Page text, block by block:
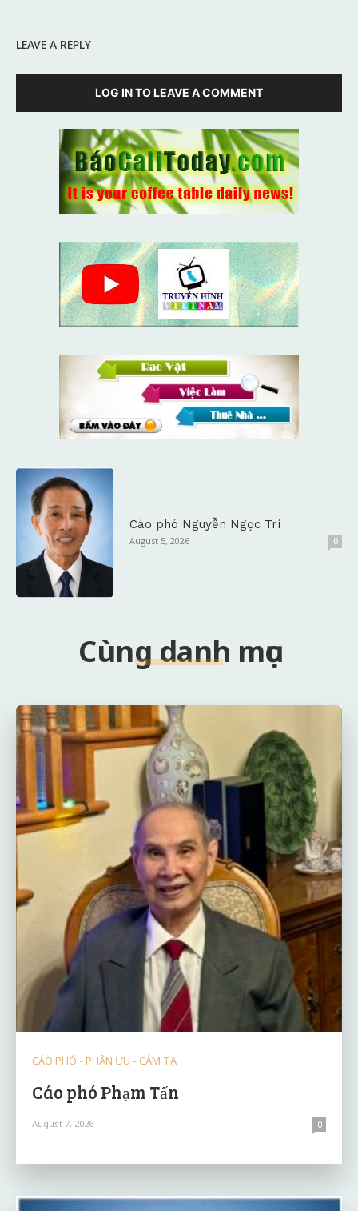
LEAVE A REPLY
LOG IN TO LEAVE A COMMENT
Cáo phó Nguyễn Ngọc Trí
August 5, 2026 0
Cùng danh mục
CÁO PHÓ - PHÂN ƯU - CẢM TẠ
Cáo phó Phạm Tấn
August 7, 2026 0